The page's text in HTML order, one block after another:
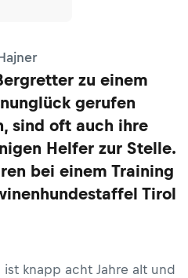
zu einem
gerufen
sind oft auch ihre
Helfer zur Stelle.
bei einem Training
Tirol
ist knapp acht Jahre alt und